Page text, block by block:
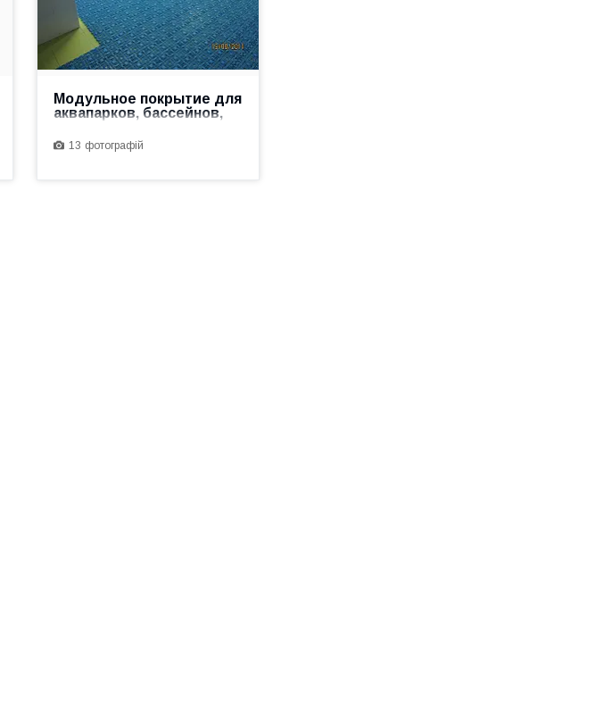
Модульное покрытие для
аквапарков, бассейнов,
13